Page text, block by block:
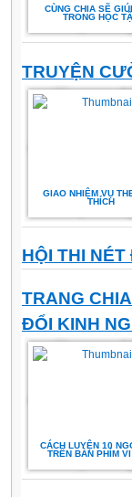
CÙNG CHIA SẼ
TRONG HỌC
TRUYỆN
GIAO NHIỆM VỤ
THÍCH
HỘI THI
TRANG
ĐỔI KINH
CÁCH LUYỆN 10
TRÊN BÀN PHÍM